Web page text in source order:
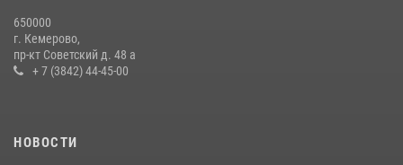
650000
г. Кемерово,
пр-кт Советский д. 48 а
+ 7 (3842) 44-45-00
НОВОСТИ